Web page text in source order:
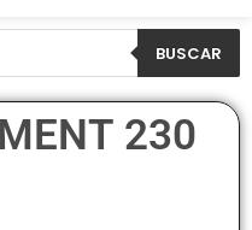
BUSCAR
230